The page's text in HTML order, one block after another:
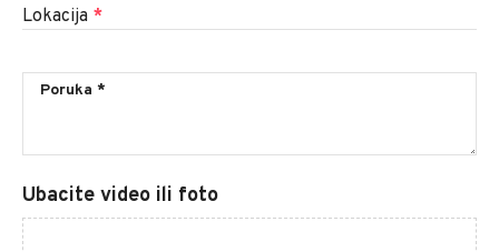
Lokacija *
Ubacite video ili foto